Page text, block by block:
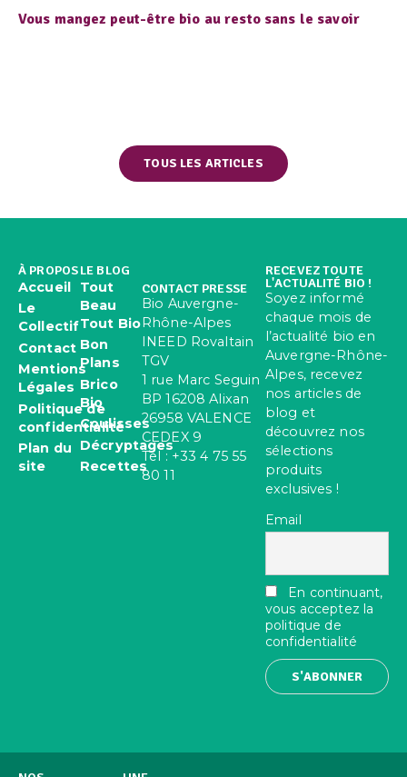
Vous mangez peut-être bio au resto sans le savoir
TOUS LES ARTICLES
À PROPOS
Accueil
Le
Collectif
Contact
Mentions
Légales
Politique de
confidentialité
Plan du
site
LE BLOG
Tout
Beau
Tout Bio
Bon
Plans
Brico
Bio
Coulisses
Décryptages
Recettes
CONTACT PRESSE
Bio Auvergne-
Rhône-Alpes
INEED Rovaltain
TGV
1 rue Marc Seguin
BP 16208 Alixan
26958 VALENCE
CEDEX 9
Tel : +33 4 75 55
80 11
RECEVEZ TOUTE
L'ACTUALITÉ BIO !
Soyez informé
chaque mois de
l’actualité bio en
Auvergne-Rhône-
Alpes, recevez
nos articles de
blog et
découvrez nos
sélections
produits
exclusives !
Email
En continuant,
vous acceptez la
politique de
confidentialité